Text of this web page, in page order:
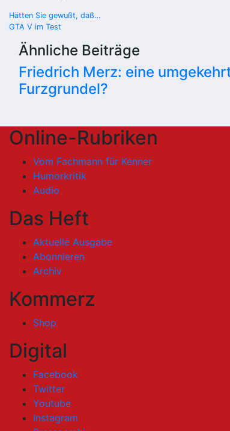
Beitragsnavigation
Hätten Sie gewußt, daß…
GTA V im Test
Ähnliche Beiträge
Friedrich Merz: eine
Furzgrundel?
Online-Rubriken
Vom Fachmann für Kenner
Humorkritik
Audio
Das Heft
Aktuelle Ausgabe
Abonnieren
Archiv
Kommerz
Shop
Digital
Facebook
Twitter
Youtube
Instagram